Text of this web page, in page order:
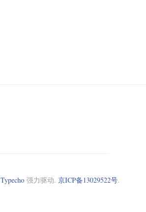
Typecho强力驱动. 京ICP备13029522号.